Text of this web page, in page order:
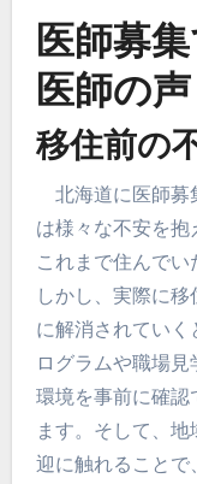
医師募
医師の声
移住前の
北海道に医師募
は様々な不安を抱
これまで住んでい
しかし、実際に
に解消されてい
ログラムや職場
環境を事前に確認
ます。そして、
迎に触れることで